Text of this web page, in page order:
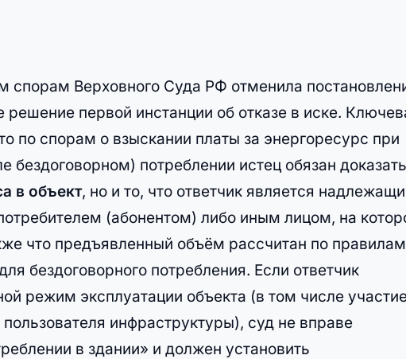
спорам Верховного Суда РФ отменила
решение первой инстанции об отказе в иске.
по спорам о взыскании платы за энергоресурс при
бездоговорном) потреблении истец обязан доказать
в объект, но и то, что ответчик является
(абонентом) либо иным лицом, на
что предъявленный объём рассчитан по правилам
бездоговорного потребления. Если ответчик
режим эксплуатации объекта (в том числе
инфраструктуры), суд не вправе
в здании» и должен установить